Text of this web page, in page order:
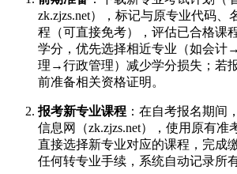
zk.zjzs.net），标记与原专业代码、
程（可直接免考），评估已合格课
学分，优先选择相近专业（如会计
理→行政管理）减少学分损失；若
前准备相关资格证明。
报考新专业课程 ：在自考报名期间
信息网（zk.zjzs.net），使用原有准
直接选择新专业对应的课程，完成
任何转专业手续，系统自动记录所